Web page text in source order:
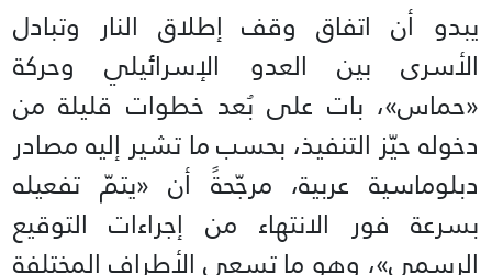
يبدو أن اتفاق وقف إطلاق النار وتبادل
الأسرى بين العدو الإسرائيلي وحركة
«حماس»، بات على بُعد خطوات قليلة من
دخوله حيّز التنفيذ، بحسب ما تشير إليه مصادر
دبلوماسية عربية، مرجّحةً أن «يتمّ تفعيله
بسرعة فور الانتهاء من إجراءات التوقيع
الرسمي»، وهو ما تسعى الأطراف المختلفة